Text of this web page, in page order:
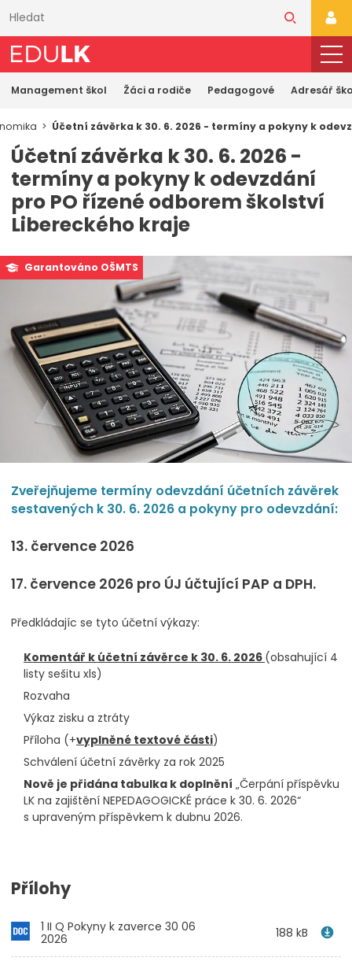
obsahu
Management škol Žáci a rodiče Pedagogové Adresář
Účetní závěrka k 30. 6. 2026 - termíny a pokyny k
Účetní závěrka k 30. 6. 2026 -
termíny a pokyny k odevzdání
pro PO řízené odborem školství
Libereckého kraje
Garantováno OŠMTS
Zveřejňujeme termíny odevzdání účetních závěrek
sestavených k 30. 6. 2026 a pokyny pro odevzdání:
13. července 2026
17. července 2026 pro ÚJ účtující PAP a DPH.
Předkládajíc se tyto účetní výkazy:
Komentář k účetní závěrce k 30. 6. 2026 (obsahující 4
listy sešitu xls)
Rozvaha
Výkaz zisku a ztráty
Příloha (+vyplněné textové části)
Schválení účetní závěrky za rok 2025
Nově je přidána tabulka k doplnění „Čerpání příspěvku
LK na zajištění NEPEDAGOGICKÉ práce k 30. 6. 2026“
s upraveným příspěvkem k dubnu 2026.
Přílohy
1 II Q Pokyny k zaverce 30 06
2026
188 kB